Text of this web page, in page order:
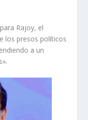
Rajoy, el
los presos políticos
a un